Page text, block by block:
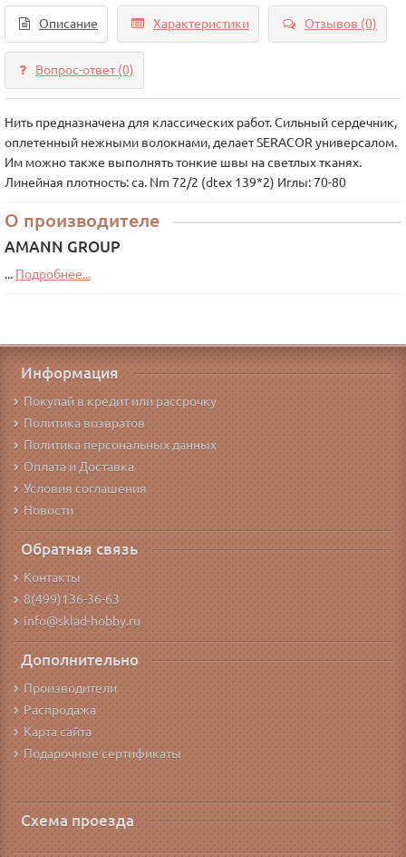
Описание Характеристики Отзывов (0)
Вопрос-ответ(0)
Нить предназначена для классических работ. Сильный сердечник,
оплетенный нежными волокнами, делает SERAСOR универсалом.
Им можно также выполнять тонкие швы на светлых тканях.
Линейная плотность: ca. Nm 72/2 (dtex 139*2) Иглы: 70-80
О производителе
AMANN GROUP
... Подробнее...
Информация
Покупай в кредит или рассрочку
Политика возвратов
Политика персональных данных
Оплата и Доставка
Условия соглашения
Новости
Обратная связь
Контакты
8(499)136-36-63
info@sklad-hobby.ru
Дополнительно
Производители
Распродажа
Карта сайта
Подарочные сертификаты
Схема проезда